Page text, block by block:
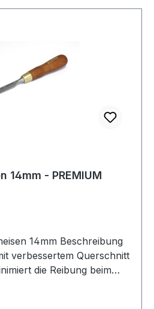
59 HRc Extrem
Gesamtlänge: 260 mm
14mm - PREMIUM
verbessertem Querschnitt
die Reibung beim